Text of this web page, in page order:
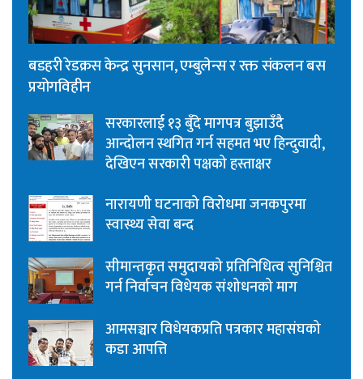
बडहरी रेडक्रस केन्द्र सुनसान, एम्बुलेन्स र रक्त संकलन बस
प्रयोगविहीन
सरकारलाई १३ बुँदे मागपत्र बुझाउँदै
आन्दोलन स्थगित गर्न सहमत भए हिन्दुवादी,
देखिएन सरकारी पक्षको हस्ताक्षर
नारायणी घटनाको विरोधमा जनकपुरमा
स्वास्थ्य सेवा बन्द
सीमान्तकृत समुदायको प्रतिनिधित्व सुनिश्चित
गर्न निर्वाचन विधेयक संशोधनको माग
आमसञ्चार विधेयकप्रति पत्रकार महासंघको
कडा आपत्ति